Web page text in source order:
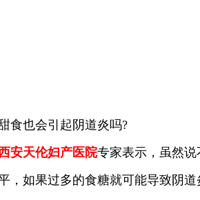
也会引起阴道炎吗?
安天伦妇产医院专家表示，虽然
，如果过多的食糖就可能导致阴道